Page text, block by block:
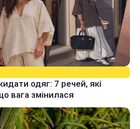
одяг: 7 речей, які
вага змінилася